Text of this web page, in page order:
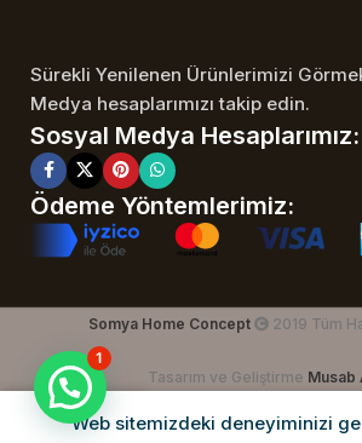
Sürekli Yenilenen Ürünlerimizi
Medya hesaplarımızı takip edin.
Sosyal Medya Hesaplarımız:
Ödeme Yöntemlerimiz:
Somya Home Concept 2019 Tüm
Tasarım ve Geliştirme Musab
Web sitemizdeki deneyiminizi
1